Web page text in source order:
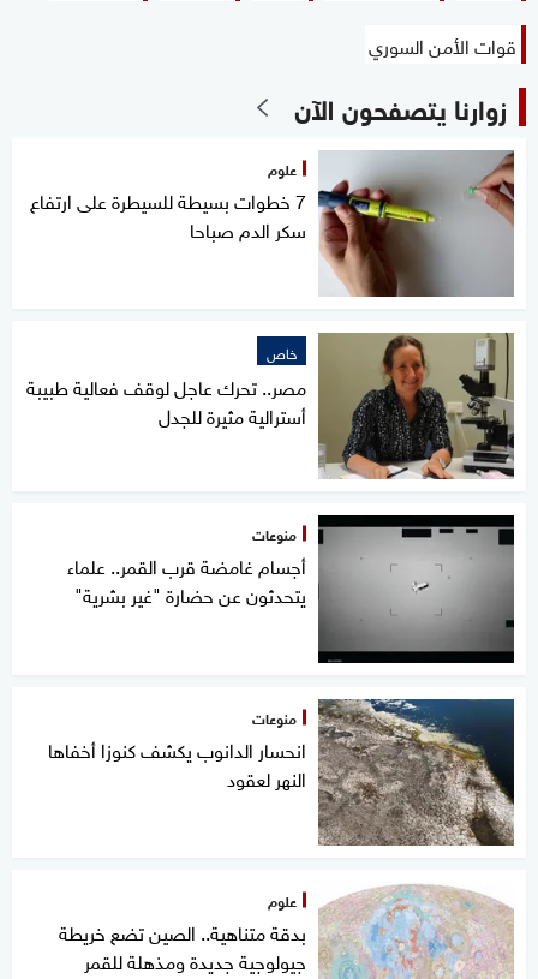
قوات الأمن السوري
زوارنا يتصفحون الآن
علوم
7 خطوات بسيطة للسيطرة على ارتفاع
سكر الدم صباحا
خاص
مصر.. تحرك عاجل لوقف فعالية طبيبة
أسترالية مثيرة للجدل
منوعات
أجسام غامضة قرب القمر.. علماء
يتحدثون عن حضارة "غير بشرية"
منوعات
انحسار الدانوب يكشف كنوزا أخفاها
النهر لعقود
علوم
بدقة متناهية.. الصين تضع خريطة
جيولوجية جديدة ومذهلة للقمر